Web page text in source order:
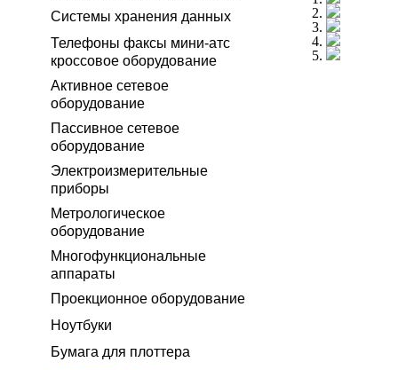
Системы хранения данных
Телефоны факсы мини-атс
кроссовое оборудование
Активное сетевое
оборудование
Пассивное сетевое
оборудование
Электроизмерительные
приборы
Метрологическое
оборудование
Многофункциональные
аппараты
Проекционное оборудование
Ноутбуки
Бумага для плоттера